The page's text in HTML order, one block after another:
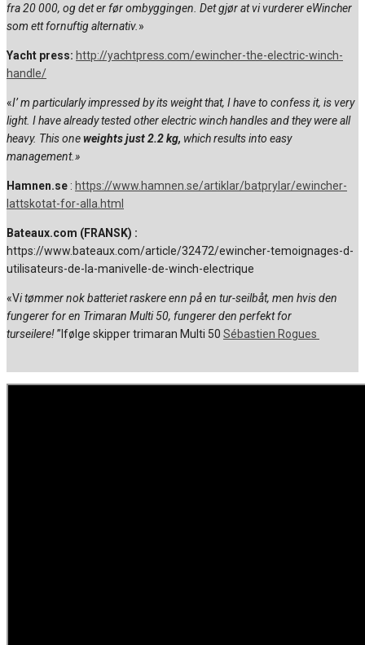
fra 20 000, og det er før ombyggingen. Det gjør at vi vurderer eWincher
som ett fornuftig alternativ. »
Yacht press: http://yachtpress.com/ewincher-the-electric-winch-
handle/
«I’ m particularly impressed by its weight that, I have to confess it, is very
light. I have already tested other electric winch handles and they were all
heavy. This oneweights just 2.2 kg, which results into easy
management.»
Hamnen.se : https://www.hamnen.se/artiklar/batprylar/ewincher-
lattskotat-for-alla.html
Bateaux.com (FRANSK) :
https://www.bateaux.com/article/32472/ewincher-temoignages-d-
utilisateurs-de-la-manivelle-de-winch-electrique
«Vi tømmer nok batteriet raskere enn på en tur-seilbåt, men hvis den
fungerer for en Trimaran Multi 50, fungerer den perfekt for
turseilere!”Ifølge skipper trimaran Multi 50 Sébastien Rogues